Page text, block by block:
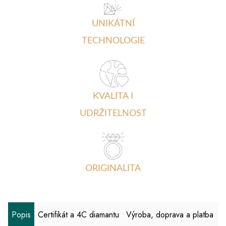
UNIKÁTNÍ
TECHNOLOGIE
KVALITA I
UDRŽITELNOST
ORIGINALITA
Popis Certifikát a 4C diamantu Výroba, doprava a platba